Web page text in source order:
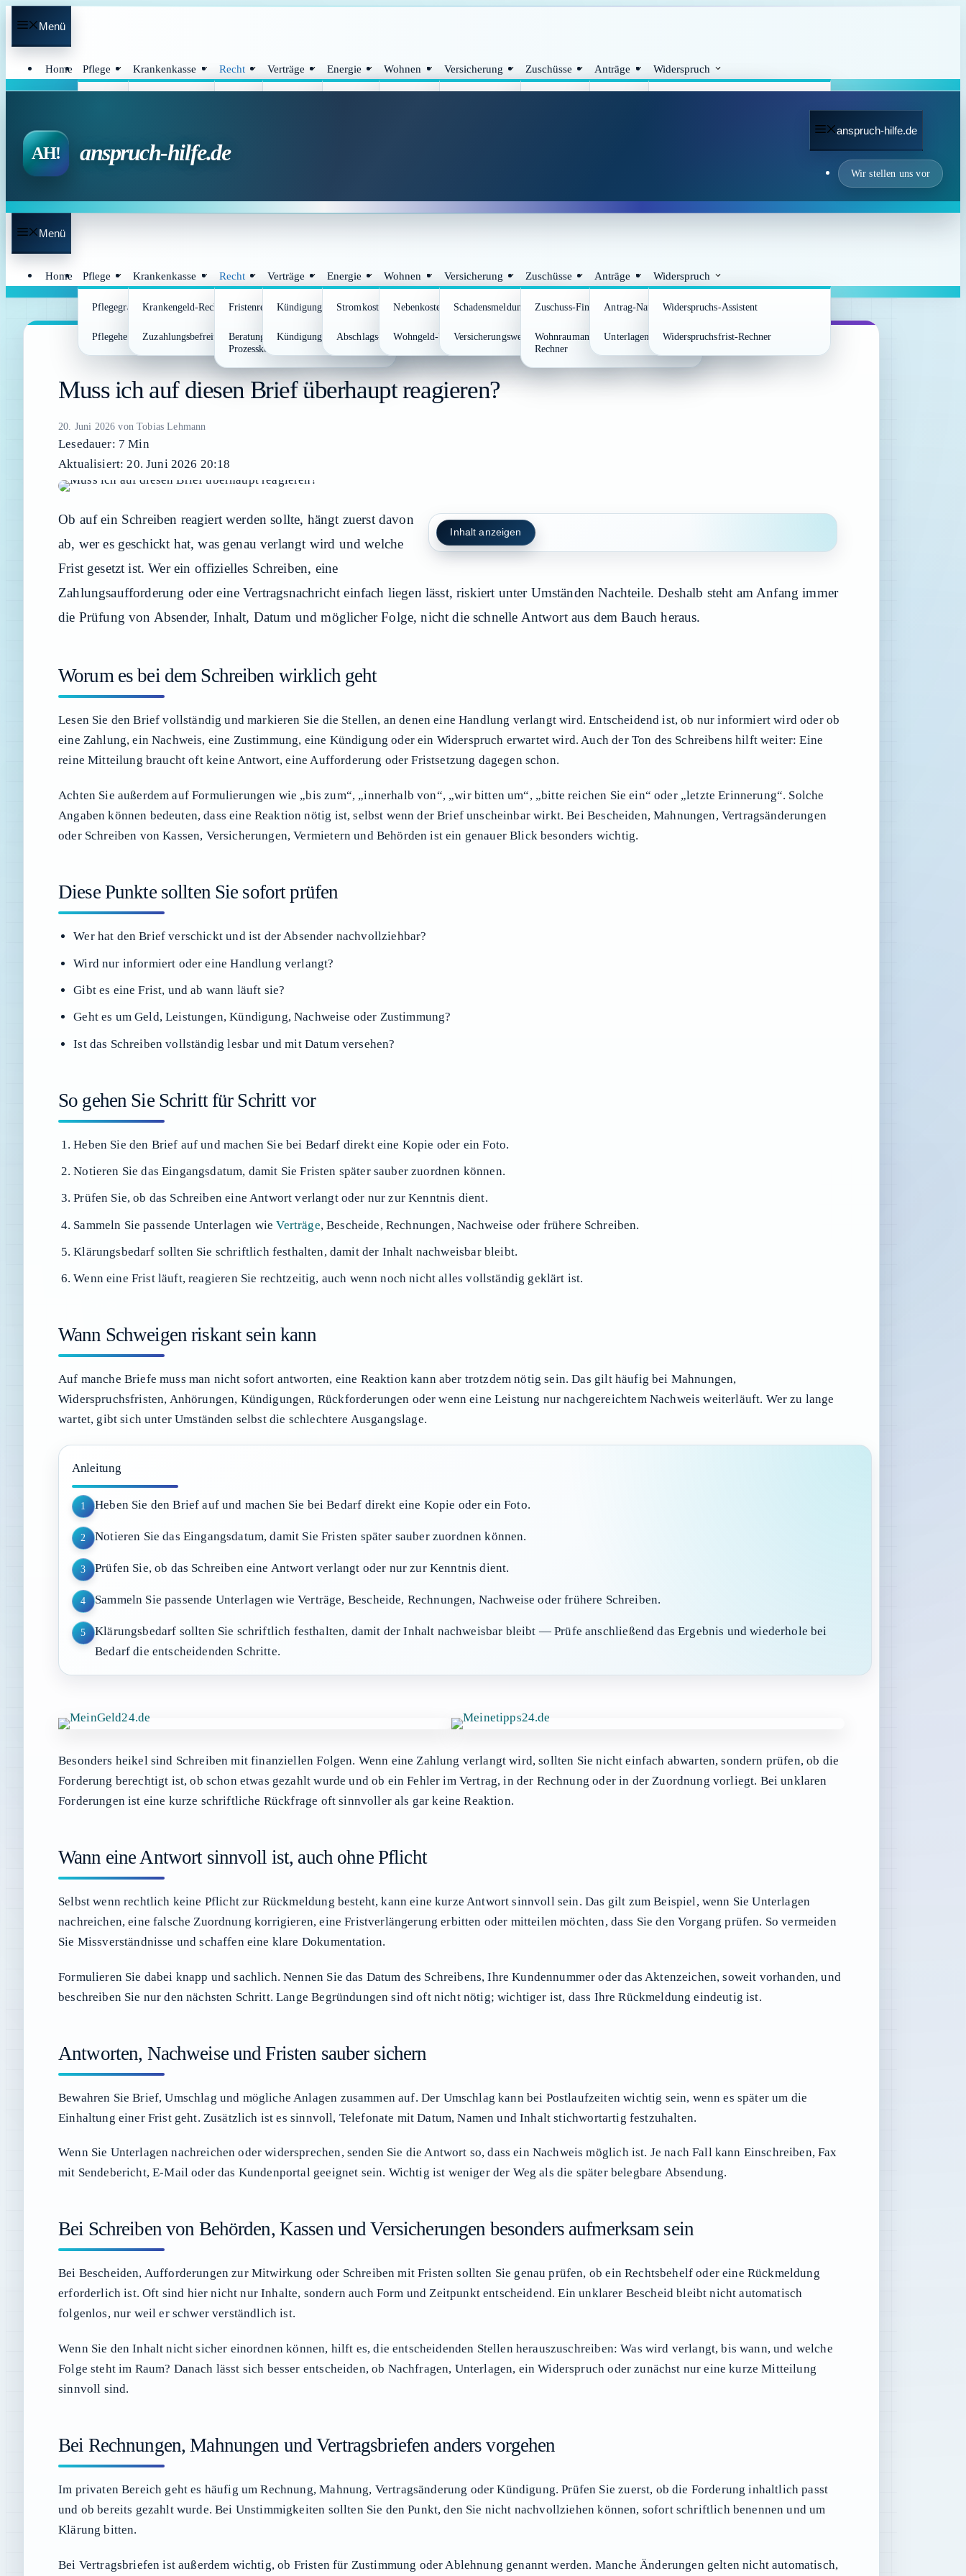
Menü
Home Pflege Krankenkasse Recht Verträge Energie Wohnen Versicherung Zuschüsse Anträge Widerspruch
anspruch-hilfe.de
anspruch-hilfe.de
Wir stellen uns vor
Menü
Home Pflege
Pflegegrad-Vorcheck
Pflegeheim-Kosten-Rechner
Krankenkasse
Krankengeld-Rechner
Zuzahlungsbefreiungs-Rechner
Recht
Fristenrechner für Verbraucher
Beratungshilfe- und
Prozesskostenhilfe-Vorcheck
Verträge
Kündigungsschreiben-Generator
Kündigungsfrist-Rechner
Energie
Stromkosten-Rechner
Abschlags-Check für Strom und Gas
Wohnen
Nebenkostenabrechnungs-Check
Wohngeld-Vorcheck
Versicherung
Schadensmeldung-Assistent
Versicherungswechsel-Rechner
Zuschüsse
Zuschuss-Finder
Wohnraumanpassungs-Zuschuss-
Rechner
Anträge
Antrag-Navigator
Unterlagen-Checkliste
Widerspruch
Widerspruchs-Assistent
Widerspruchsfrist-Rechner
Muss ich auf diesen Brief überhaupt reagieren?
20. Juni 2026 vonTobias Lehmann
Lesedauer: 7 Min
Aktualisiert: 20. Juni 2026 20:18
Inhalt anzeigen
Ob auf ein Schreiben reagiert werden sollte, hängt zuerst davon
ab, wer es geschickt hat, was genau verlangt wird und welche
Frist gesetzt ist. Wer ein offizielles Schreiben, eine
Zahlungsaufforderung oder eine Vertragsnachricht einfach liegen lässt, riskiert unter Umständen Nachteile. Deshalb steht am Anfang immer
die Prüfung von Absender, Inhalt, Datum und möglicher Folge, nicht die schnelle Antwort aus dem Bauch heraus.
Worum es bei dem Schreiben wirklich geht
Lesen Sie den Brief vollständig und markieren Sie die Stellen, an denen eine Handlung verlangt wird. Entscheidend ist, ob nur informiert wird oder ob
eine Zahlung, ein Nachweis, eine Zustimmung, eine Kündigung oder ein Widerspruch erwartet wird. Auch der Ton des Schreibens hilft weiter: Eine
reine Mitteilung braucht oft keine Antwort, eine Aufforderung oder Fristsetzung dagegen schon.
Achten Sie außerdem auf Formulierungen wie „bis zum“, „innerhalb von“, „wir bitten um“, „bitte reichen Sie ein“ oder „letzte Erinnerung“. Solche
Angaben können bedeuten, dass eine Reaktion nötig ist, selbst wenn der Brief unscheinbar wirkt. Bei Bescheiden, Mahnungen, Vertragsänderungen
oder Schreiben von Kassen, Versicherungen, Vermietern und Behörden ist ein genauer Blick besonders wichtig.
Diese Punkte sollten Sie sofort prüfen
Wer hat den Brief verschickt und ist der Absender nachvollziehbar?
Wird nur informiert oder eine Handlung verlangt?
Gibt es eine Frist, und ab wann läuft sie?
Geht es um Geld, Leistungen, Kündigung, Nachweise oder Zustimmung?
Ist das Schreiben vollständig lesbar und mit Datum versehen?
So gehen Sie Schritt für Schritt vor
Heben Sie den Brief auf und machen Sie bei Bedarf direkt eine Kopie oder ein Foto.
Notieren Sie das Eingangsdatum, damit Sie Fristen später sauber zuordnen können.
Prüfen Sie, ob das Schreiben eine Antwort verlangt oder nur zur Kenntnis dient.
Sammeln Sie passende Unterlagen wieVerträge, Bescheide, Rechnungen, Nachweise oder frühere Schreiben.
Klärungsbedarf sollten Sie schriftlich festhalten, damit der Inhalt nachweisbar bleibt.
Wenn eine Frist läuft, reagieren Sie rechtzeitig, auch wenn noch nicht alles vollständig geklärt ist.
Wann Schweigen riskant sein kann
Auf manche Briefe muss man nicht sofort antworten, eine Reaktion kann aber trotzdem nötig sein. Das gilt häufig bei Mahnungen,
Widerspruchsfristen, Anhörungen, Kündigungen, Rückforderungen oder wenn eine Leistung nur nachgereichtem Nachweis weiterläuft. Wer zu lange
wartet, gibt sich unter Umständen selbst die schlechtere Ausgangslage.
Anleitung
1 Heben Sie den Brief auf und machen Sie bei Bedarf direkt eine Kopie oder ein Foto.
2 Notieren Sie das Eingangsdatum, damit Sie Fristen später sauber zuordnen können.
3 Prüfen Sie, ob das Schreiben eine Antwort verlangt oder nur zur Kenntnis dient.
4 Sammeln Sie passende Unterlagen wie Verträge, Bescheide, Rechnungen, Nachweise oder frühere Schreiben.
5
Klärungsbedarf sollten Sie schriftlich festhalten, damit der Inhalt nachweisbar bleibt — Prüfe anschließend das Ergebnis und wiederhole bei
Bedarf die entscheidenden Schritte.
Besonders heikel sind Schreiben mit finanziellen Folgen. Wenn eine Zahlung verlangt wird, sollten Sie nicht einfach abwarten, sondern prüfen, ob die
Forderung berechtigt ist, ob schon etwas gezahlt wurde und ob ein Fehler im Vertrag, in der Rechnung oder in der Zuordnung vorliegt. Bei unklaren
Forderungen ist eine kurze schriftliche Rückfrage oft sinnvoller als gar keine Reaktion.
Wann eine Antwort sinnvoll ist, auch ohne Pflicht
Selbst wenn rechtlich keine Pflicht zur Rückmeldung besteht, kann eine kurze Antwort sinnvoll sein. Das gilt zum Beispiel, wenn Sie Unterlagen
nachreichen, eine falsche Zuordnung korrigieren, eine Fristverlängerung erbitten oder mitteilen möchten, dass Sie den Vorgang prüfen. So vermeiden
Sie Missverständnisse und schaffen eine klare Dokumentation.
Formulieren Sie dabei knapp und sachlich. Nennen Sie das Datum des Schreibens, Ihre Kundennummer oder das Aktenzeichen, soweit vorhanden, und
beschreiben Sie nur den nächsten Schritt. Lange Begründungen sind oft nicht nötig; wichtiger ist, dass Ihre Rückmeldung eindeutig ist.
Antworten, Nachweise und Fristen sauber sichern
Bewahren Sie Brief, Umschlag und mögliche Anlagen zusammen auf. Der Umschlag kann bei Postlaufzeiten wichtig sein, wenn es später um die
Einhaltung einer Frist geht. Zusätzlich ist es sinnvoll, Telefonate mit Datum, Namen und Inhalt stichwortartig festzuhalten.
Wenn Sie Unterlagen nachreichen oder widersprechen, senden Sie die Antwort so, dass ein Nachweis möglich ist. Je nach Fall kann Einschreiben, Fax
mit Sendebericht, E-Mail oder das Kundenportal geeignet sein. Wichtig ist weniger der Weg als die später belegbare Absendung.
Bei Schreiben von Behörden, Kassen und Versicherungen besonders aufmerksam sein
Bei Bescheiden, Aufforderungen zur Mitwirkung oder Schreiben mit Fristen sollten Sie genau prüfen, ob ein Rechtsbehelf oder eine Rückmeldung
erforderlich ist. Oft sind hier nicht nur Inhalte, sondern auch Form und Zeitpunkt entscheidend. Ein unklarer Bescheid bleibt nicht automatisch
folgenlos, nur weil er schwer verständlich ist.
Wenn Sie den Inhalt nicht sicher einordnen können, hilft es, die entscheidenden Stellen herauszuschreiben: Was wird verlangt, bis wann, und welche
Folge steht im Raum? Danach lässt sich besser entscheiden, ob Nachfragen, Unterlagen, ein Widerspruch oder zunächst nur eine kurze Mitteilung
sinnvoll sind.
Bei Rechnungen, Mahnungen und Vertragsbriefen anders vorgehen
Im privaten Bereich geht es häufig um Rechnung, Mahnung, Vertragsänderung oder Kündigung. Prüfen Sie zuerst, ob die Forderung inhaltlich passt
und ob bereits gezahlt wurde. Bei Unstimmigkeiten sollten Sie den Punkt, den Sie nicht nachvollziehen können, sofort schriftlich benennen und um
Klärung bitten.
Bei Vertragsbriefen ist außerdem wichtig, ob Fristen für Zustimmung oder Ablehnung genannt werden. Manche Änderungen gelten nicht automatisch,